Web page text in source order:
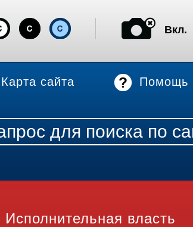
Карта сайта Помощь
Исполнительная власть
Вкл.